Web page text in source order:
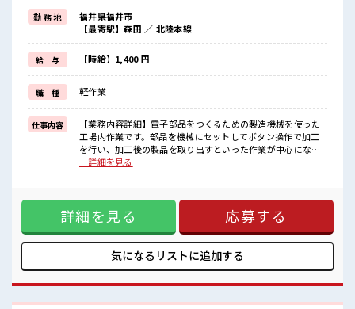
週末は家族や友人と一緒にプライベート満喫！
≪動きやすい制服アリ≫
制服があるので、
毎日の服装の悩み解消♪
≪未経験OKの仕事≫
新しいことにチャレンジするのは不安だけど、
しっかり働く環境が整っています！
イチからスキルUP・ステップUP目指していきましょう！
≪自分に向いている仕事が探せる≫
困った事などがあれば、
担当がしっかりサポートします！
■職場の雰囲気
ロッカーあり！
安心してお仕事に集中♪
程よく残業あり！
未経験から始めた方もイッパイ！
まずはチャレンジしてみませんか？
勤 務 地
福井県福井市
【最寄駅】森田 ／ 北陸本線
給 与 【時給】1,400 円
職 種 軽作業
仕事内容
【業務内容詳細】電子部品をつくるための製造機械を使った
工場内作業です。部品を機械にセットしてボタン操作で加工
を行い、加工後の製品を取り出すといった作業が中心になり
ます。基本的には決められた手順に沿って進めるため、複雑
す。【取扱製品情報】自動車やスマホに使用される電子部品
■お仕事PR ≪1日1時間程の残業で収入アップ≫ 残業は月20時
間未満で、 ほどよく稼げます♪ ≪週休2日制≫ 週末は家族や
友人と一緒にプライベート満喫！ ≪動きやすい制服アリ≫ 制
服があるので、 毎日の服装の悩み解消♪ ≪未経験OKの仕事
≫ 新しいことにチャレンジするのは不安だけど、 しっかり働
指していきましょう！ ≪自分に向いている仕事が探せる≫ 困
った事などがあれば、 担当がしっかりサポートします！ ■職
…詳細を見る
詳細を見る 応募する
気になるリストに追加する